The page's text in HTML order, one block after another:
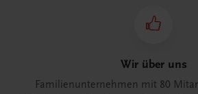
Wir über uns
Familienunternehmen mit 80